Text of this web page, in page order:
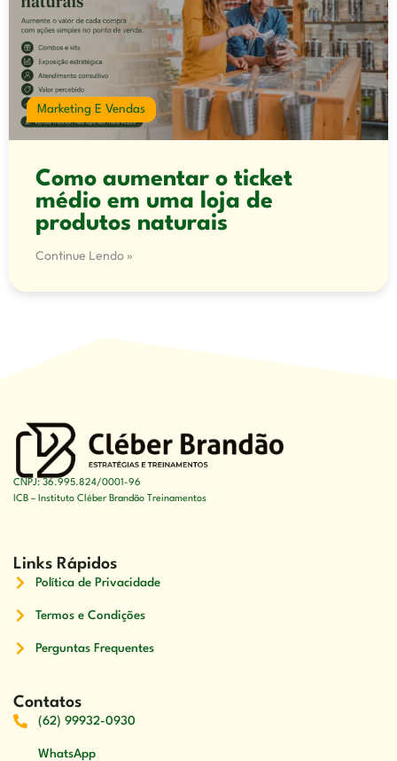
Marketing E Vendas
Como aumentar o ticket
médio em uma loja de
produtos naturais
Continue Lendo »
CNPJ: 36.995.824/0001-96
ICB – Instituto Cléber Brandão Treinamentos
Links Rápidos
Política de Privacidade
Termos e Condições
Perguntas Frequentes
Contatos
(62) 99932-0930
WhatsApp